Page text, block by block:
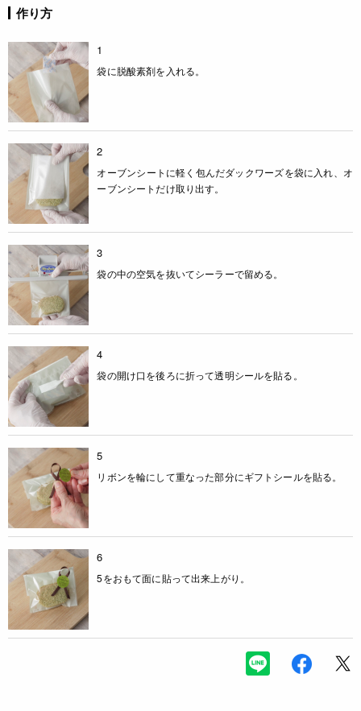
作り方
1
袋に脱酸素剤を入れる。
2
オーブンシートに軽く包んだダックワーズを袋に入れ、オ
ーブンシートだけ取り出す。
3
袋の中の空気を抜いてシーラーで留める。
4
袋の開け口を後ろに折って透明シールを貼る。
5
リボンを輪にして重なった部分にギフトシールを貼る。
6
5をおもて面に貼って出来上がり。